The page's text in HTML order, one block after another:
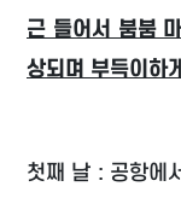
근 들어서 붐붐
상되며 부득이하
첫째 날 : 공항에